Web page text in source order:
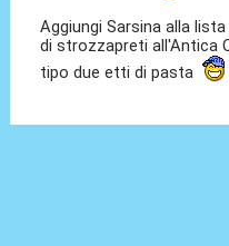
Aggiungi Sarsina alla
di strozzapreti all'Antica
tipo due etti di pasta